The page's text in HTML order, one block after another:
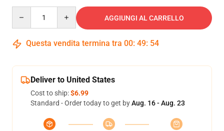
AGGIUNGI AL CARRELLO
Questa vendita termina tra 00: 49: 54
Deliver to United States
Cost to ship:$6.99
Standard - Order today to get byAug. 16 - Aug. 23